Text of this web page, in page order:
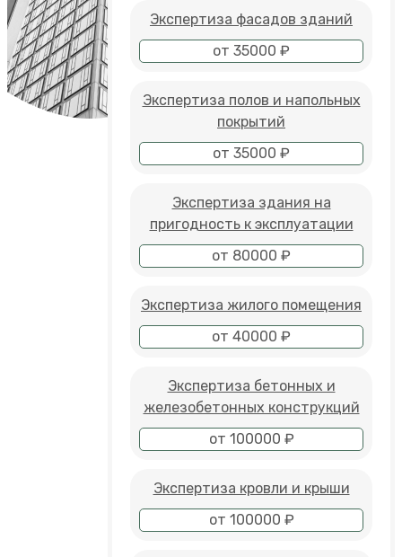
Экспертиза фасадов зданий
от 35000 ₽
Экспертиза полов и напольных
покрытий
от 35000 ₽
Экспертиза здания на
пригодность к эксплуатации
от 80000 ₽
Экспертиза жилого помещения
от 40000 ₽
Экспертиза бетонных и
железобетонных конструкций
от 100000 ₽
Экспертиза кровли и крыши
от 100000 ₽